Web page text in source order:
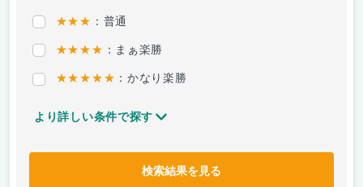
★★★ ：普通
★★★★ ：まぁ楽勝
★★★★★ ：かなり楽勝
より詳しい条件で探す
検索結果を見る